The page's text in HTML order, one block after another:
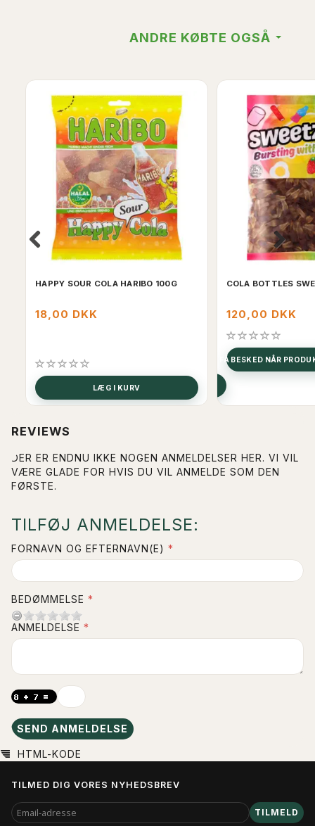
ANDRE KØBTE OGSÅ
HAPPY SOUR COLA HARIBO 100G
18,00 DKK
LÆG I KURV
COLA BOTTLES
120,00 DKK
FÅ BESKED NÅR
SE PRODUKTET
REVIEWS
DER ER ENDNU IKKE NOGEN ANMELDELSER HER. VI VIL
VÆRE GLADE FOR HVIS DU VIL ANMELDE SOM DEN
FØRSTE.
TILFØJ ANMELDELSE:
FORNAVN OG EFTERNAVN(E)
BEDØMMELSE
ANMELDELSE
SEND ANMELDELSE
HTML-KODE
TILMED DIG VORES NYHEDSBREV
EMAIL-
ADRESSE
TILMELD